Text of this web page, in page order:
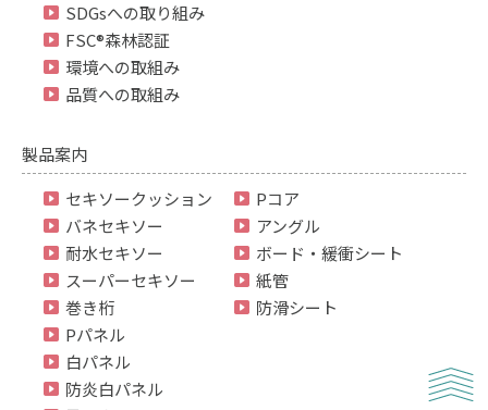
SDGsへの取り組み
FSC®森林認証
環境への取組み
品質への取組み
製品案内
セキソークッション
バネセキソー
耐水セキソー
スーパーセキソー
巻き桁
Pパネル
Pコア
アングル
ボード・緩衝シート
紙管
防滑シート
白パネル
防炎白パネル